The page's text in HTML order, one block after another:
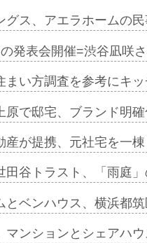
グス、アエラホームの
発表会開催=渋谷凪咲
まい方調査を参考にキ
原で邸宅、ブランド明
産が提携、元社宅を一
田谷トラスト、「雨庭
とベンハウス、横浜都
マンションとシェアハ